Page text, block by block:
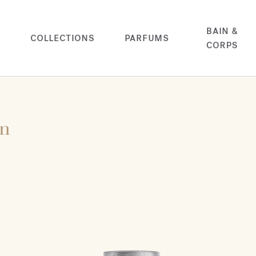
COLLECTIONS PARFUMS
BAIN &
CORPS